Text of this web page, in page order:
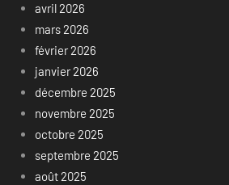
avril 2026
mars 2026
février 2026
janvier 2026
décembre 2025
novembre 2025
octobre 2025
septembre 2025
août 2025